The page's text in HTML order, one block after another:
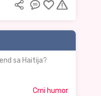
sa Haitija?
Crni humor